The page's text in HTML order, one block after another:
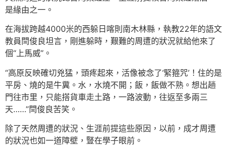
是緣由之一。
在海拔跨越4000米的西躲日喀則南木林縣，執教22年的語文
教員閆俊良坦言，剛進躲時，艱難的周遭的狀況就給他來了
個“上馬威”。
“高原反映確切兇猛，頭疼起來，活像被念了‘緊箍咒’！住的是
平房、燒的是牛糞。水，水燒不開；飯，飯做不熟。想出趟
門往市里，只能搭貨車走土路，一路波動，往返至多兩三
天……”閆俊良苦笑。
除了天然周遭的狀況、生涯前提這些原因，以前，成才周遭
的狀況也如一道障壁，豎在學子眼前。